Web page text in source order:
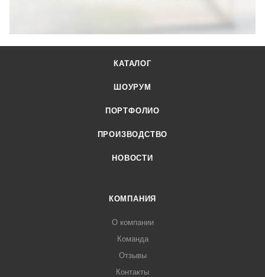
КАТАЛОГ
ШОУРУМ
ПОРТФОЛИО
ПРОИЗВОДСТВО
НОВОСТИ
КОМПАНИЯ
О компании
Команда
Отзывы
Контакты